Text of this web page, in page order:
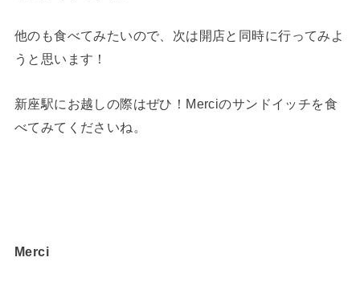
他のも食べてみたいので、次は開店と同時に行ってみよ
うと思います！
新座駅にお越しの際はぜひ！Merciのサンドイッチを食
べてみてくださいね。
Merci